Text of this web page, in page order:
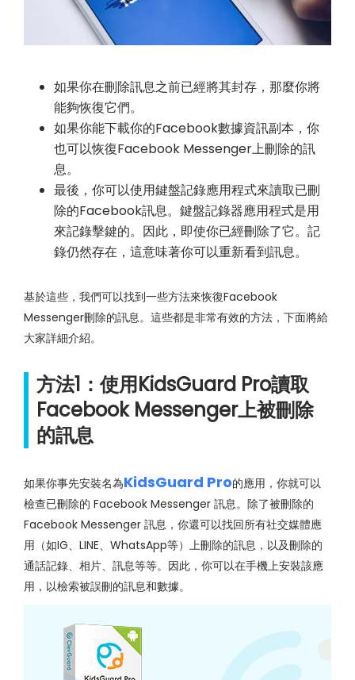
如果你在刪除訊息之前已經將其封存，那麼你將
能夠恢復它們。
如果你能下載你的Facebook數據資訊副本，你
也可以恢復Facebook Messenger上刪除的訊
息。
最後，你可以使用鍵盤記錄應用程式來讀取已刪
除的Facebook訊息。鍵盤記錄器應用程式是用
來記錄擊鍵的。因此，即使你已經刪除了它。記
錄仍然存在，這意味著你可以重新看到訊息。
基於這些，我們可以找到一些方法來恢復Facebook
Messenger刪除的訊息。這些都是非常有效的方法，下面將給
大家詳細介紹。
方法1：使用KidsGuard Pro讀取
Facebook Messenger上被刪除
的訊息
如果你事先安裝名為KidsGuard Pro的應用，你就可以
檢查已刪除的 Facebook Messenger 訊息。除了被刪除的
Facebook Messenger 訊息，你還可以找回所有社交媒體應
用（如IG、LINE、WhatsApp等）上刪除的訊息，以及刪除的
通話記錄、相片、訊息等等。因此，你可以在手機上安裝該應
用，以檢索被誤刪的訊息和數據。